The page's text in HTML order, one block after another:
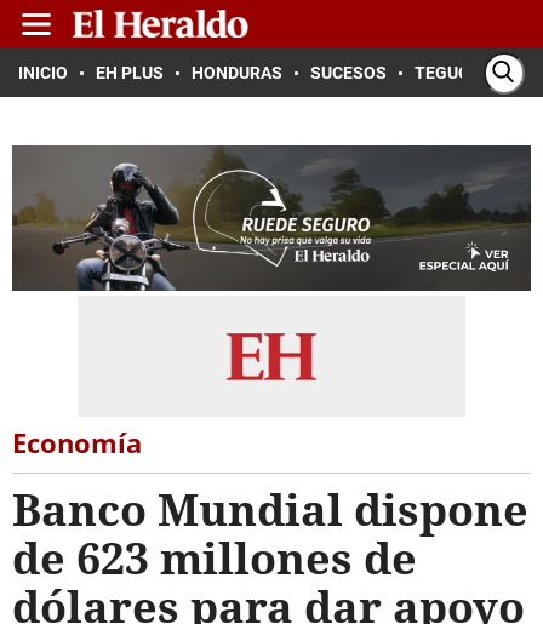
INICIO EH PLUS HONDURAS SUCESOS TEGUCIGALPA
Economía
Banco Mundial dispone
de 623 millones de
dólares para dar apoyo